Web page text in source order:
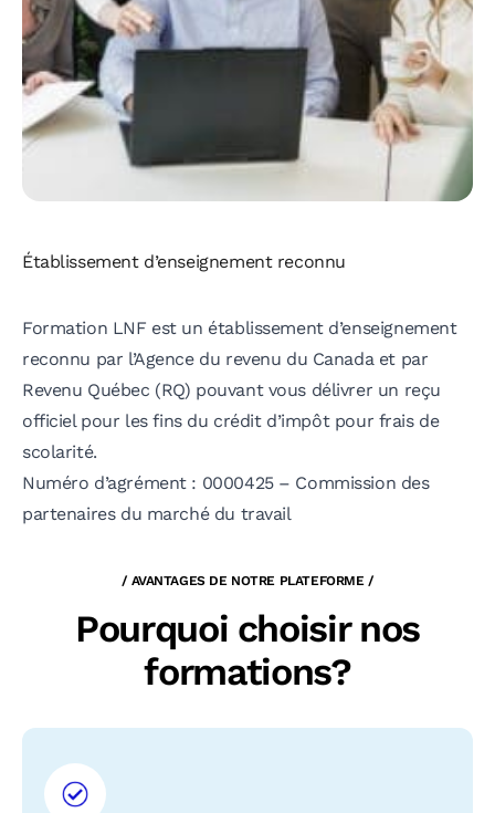
Établissement d’enseignement reconnu
Formation LNF est un établissement d’enseignement
reconnu par l’Agence du revenu du Canada et par
Revenu Québec (RQ) pouvant vous délivrer un reçu
officiel pour les fins du crédit d’impôt pour frais de
scolarité.
Numéro d’agrément : 0000425 – Commission des
partenaires du marché du travail
/ AVANTAGES DE NOTRE PLATEFORME /
Pourquoi choisir nos
formations?